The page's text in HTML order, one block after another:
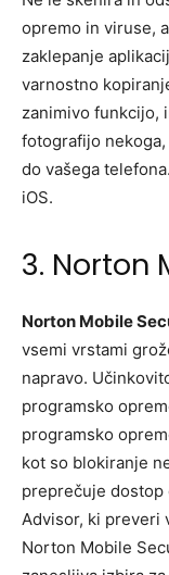
opremo in viruse,
zaklepanje
varnostno
zanimivo funkcijo,
fotografijo
do vašega
iOS.
3. Norton
Norton Mobile
vsemi vrstami
napravo.
programsko
programsko
kot so blokiranje
preprečuje dostop
Advisor, ki preveri
Norton Mobile